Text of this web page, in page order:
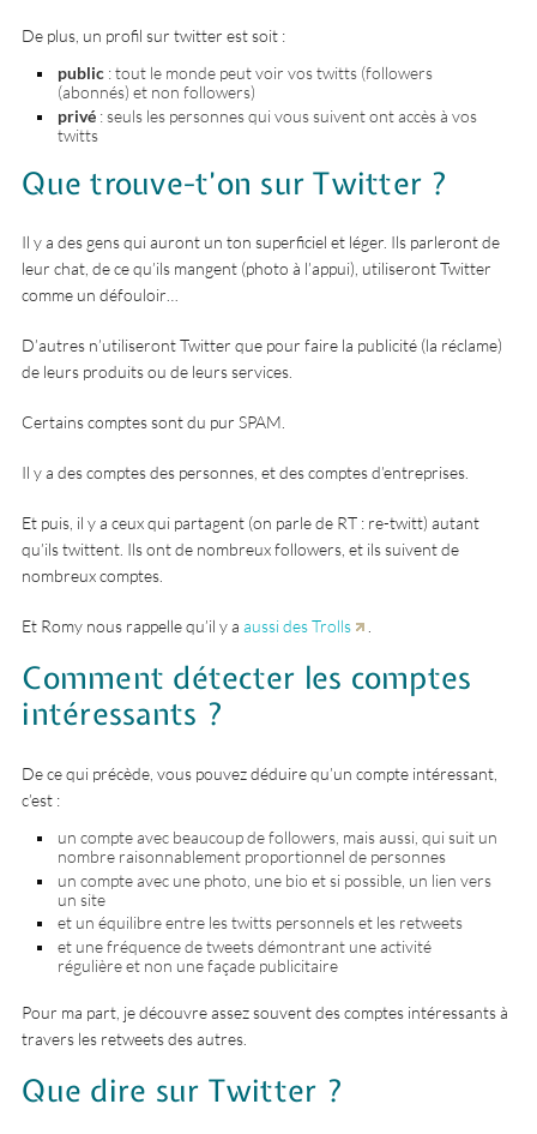
De plus, un profil sur twitter est soit :
public : tout le monde peut voir vos twitts (followers
(abonnés) et non followers)
privé : seuls les personnes qui vous suivent ont accès à vos
twitts
Que trouve-t’on sur Twitter ?
Il y a des gens qui auront un ton superficiel et léger. Ils parleront de
leur chat, de ce qu’ils mangent (photo à l’appui), utiliseront Twitter
comme un défouloir…
D’autres n’utiliseront Twitter que pour faire la publicité (la réclame)
de leurs produits ou de leurs services.
Certains comptes sont du pur SPAM.
Il y a des comptes des personnes, et des comptes d’entreprises.
Et puis, il y a ceux qui partagent (on parle de RT : re-twitt) autant
qu’ils twittent. Ils ont de nombreux followers, et ils suivent de
nombreux comptes.
Et Romy nous rappelle qu’il y aaussi des Trolls
Comment détecter les comptes
intéressants ?
De ce qui précède, vous pouvez déduire qu’un compte intéressant,
c’est :
un compte avec beaucoup de followers, mais aussi, qui suit un
nombre raisonnablement proportionnel de personnes
un compte avec une photo, une bio et si possible, un lien vers
un site
et un équilibre entre les twitts personnels et les retweets
et une fréquence de tweets démontrant une activité
régulière et non une façade publicitaire
Pour ma part, je découvre assez souvent des comptes intéressants à
travers les retweets des autres.
Que dire sur Twitter ?